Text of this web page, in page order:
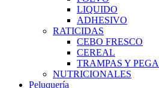
LIQUIDO
ADHESIVO
RATICIDAS
CEBO FRESCO
CEREAL
TRAMPAS Y
NUTRICIONALES
Peluquería